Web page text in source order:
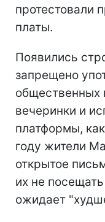
протестовали
платы.
Появились
запрещено
общественных
вечеринки и
платформы,
году жители
открытое
их не
ожидает